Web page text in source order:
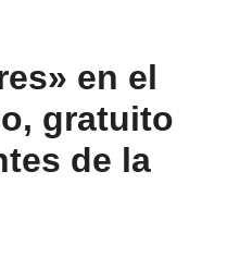
en el
gratuito
de la